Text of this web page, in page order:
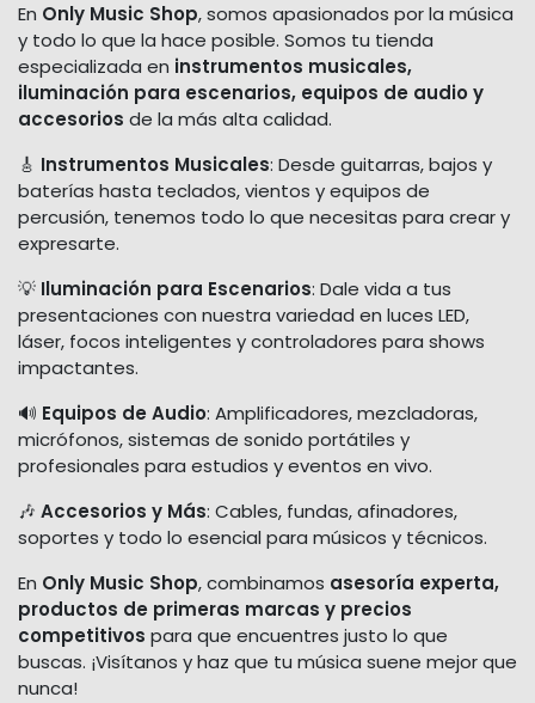
En Only Music Shop, somos apasionados por la música
y todo lo que la hace posible. Somos tu tienda
especializada en instrumentos musicales,
iluminación para escenarios, equipos de audio y
accesorios de la más alta calidad.
🎸 Instrumentos Musicales: Desde guitarras, bajos y
baterías hasta teclados, vientos y equipos de
percusión, tenemos todo lo que necesitas para crear y
expresarte.
💡 Iluminación para Escenarios: Dale vida a tus
presentaciones con nuestra variedad en luces LED,
láser, focos inteligentes y controladores para shows
impactantes.
🔊 Equipos de Audio: Amplificadores, mezcladoras,
micrófonos, sistemas de sonido portátiles y
profesionales para estudios y eventos en vivo.
🎶 Accesorios y Más: Cables, fundas, afinadores,
soportes y todo lo esencial para músicos y técnicos.
En Only Music Shop, combinamos asesoría experta,
productos de primeras marcas y precios
competitivos para que encuentres justo lo que
buscas. ¡Visítanos y haz que tu música suene mejor que
nunca!